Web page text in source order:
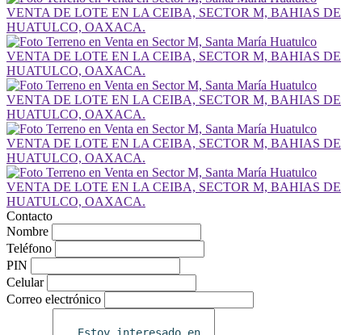
Contacto
Nombre
Teléfono
PIN
Celular
Correo electrónico